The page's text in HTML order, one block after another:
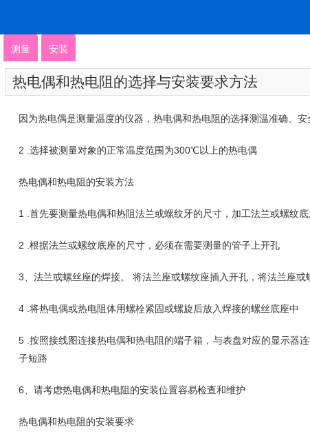
测量 安装
热电偶和热电阻的选择与安装要求方法
因为热电偶是测量温度的仪器，热电偶和热电阻的选择测温准确、
2 .选择被测量对象的正常温度范围为300℃以上的热电偶
热电偶和热电阻的安装方法
1 .首先要测量热电偶和热阻法兰或螺纹牙的尺寸，加工法兰或螺纹底
2 .根据法兰或螺纹底座的尺寸，必须在需要测量的管子上开孔
3、法兰或螺丝座的焊接。 将法兰座或螺纹座插入开孔，将法兰座或
4 .将热电偶或热电阻体用螺栓紧固或螺旋后放入焊接的螺丝底座中
5 .按照接线图连接热电偶和热电阻的端子箱，与表盘对应的显示器
子短路
6、请考虑热电偶和热电阻的安装位置容易检查和维护
热电偶和热电阻的安装要求